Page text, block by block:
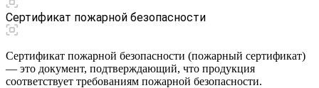
Сертификат пожарной безопасности
Сертификат пожарной безопасности (пожарный сертификат)
— это документ, подтверждающий, что продукция
соответствует требованиям пожарной безопасности.